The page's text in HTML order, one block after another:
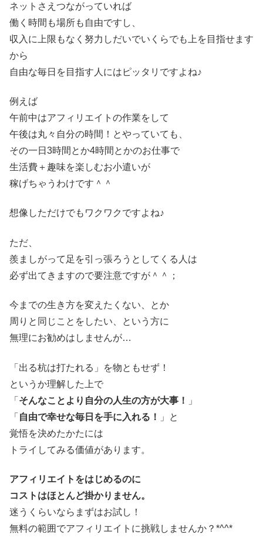
ネットさえつながっていれば
働く時間も場所も自由ですし、
収入に上限もなく努力しだいでいくらでも上を目指せます
から
自由な毎日を目指す人にはピッタリですよね♪
例えば
午前中はアフィリエイトの作業をして
午後は丸々自分の時間！とやっていても、
その一日3時間とか4時間とかのお仕事で
生活費＋趣味を楽しむお小遣いが
稼げちゃうわけです＾＾
想像しただけでもワクワクですよね♪
ただ、
羨ましがって足を引っ張ろうとしてくる人は
必ず出てきますので要注意ですが＾＾；
今までの生き方を変えたくない、とか
周りと同じことをしたい、という方に
無理にお勧めはしませんが…
「出る杭は打たれる」を物ともせず！
というか理解した上で
「 そんなことより自分の人生の方が大事！
」
「 自由で幸せな毎日を手に入れる！
」と
覚悟を決めたかたには
トライしてみる価値があります。
アフィリエイトをはじめるのに
コストはほとんど掛かりません。
迷うくらいならまずはお試し！
無料の範囲でアフィリエイトに挑戦しませんか？*^^*